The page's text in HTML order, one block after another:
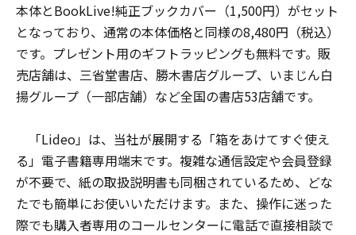
本体とBookLive!純正ブックカバー（1,500円）がセット
となっており、通常の本体価格と同様の8,480円（税込）
です。プレゼント用のギフトラッピングも無料です。販
売店舗は、三省堂書店、勝木書店グループ、いまじん白
揚グループ（一部店舗）など全国の書店53店舗です。
「Lideo」は、当社が展開する「箱をあけてすぐ使え
る」電子書籍専用端末です。複雑な通信設定や会員登録
が不要で、紙の取扱説明書も同梱されているため、どな
たでも簡単にお使いいただけます。また、操作に迷った
際でも購入者専用のコールセンターに電話で直接相談で